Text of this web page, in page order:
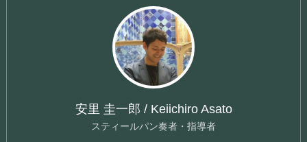
安里 圭一郎 / Keiichiro Asato
スティールパン奏者・指導者